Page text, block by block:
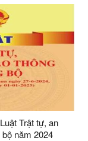
Trật tự, an
năm 2024